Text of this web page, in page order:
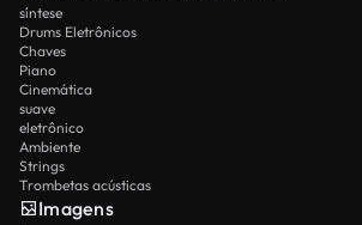
síntese
Drums Eletrônicos
Chaves
Piano
Cinemática
suave
eletrônico
Ambiente
Strings
Trombetas acústicas
Imagens